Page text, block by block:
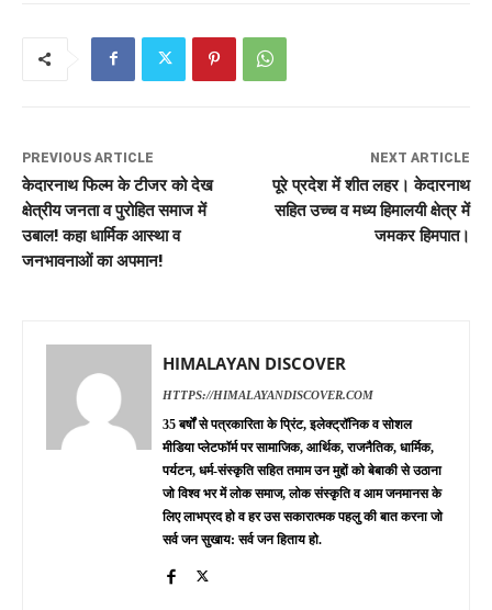
PREVIOUS ARTICLE
केदारनाथ फिल्म के टीजर को देख
क्षेत्रीय जनता व पुरोहित समाज में
उबाल! कहा धार्मिक आस्था व
जनभावनाओं का अपमान!
NEXT ARTICLE
पूरे प्रदेश में शीत लहर। केदारनाथ
सहित उच्च व मध्य हिमालयी क्षेत्र में
जमकर हिमपात।
HIMALAYAN DISCOVER
HTTPS://HIMALAYANDISCOVER.COM
35 बर्षों से पत्रकारिता के प्रिंट, इलेक्ट्रॉनिक व सोशल
मीडिया प्लेटफॉर्म पर सामाजिक, आर्थिक, राजनैतिक, धार्मिक,
पर्यटन, धर्म-संस्कृति सहित तमाम उन मुद्दों को बेबाकी से उठाना
जो विश्व भर में लोक समाज, लोक संस्कृति व आम जनमानस के
लिए लाभप्रद हो व हर उस सकारात्मक पहलु की बात करना जो
सर्व जन सुखाय: सर्व जन हिताय हो.